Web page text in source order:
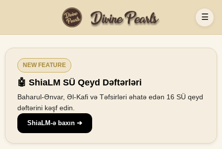
☰
NEW FEATURE
🤖 ShiaLM SÜ Qeyd Dəftərləri
Baharul-Ənvar, Əl-Kafi və Təfsirləri əhatə edən 16 SÜ qeyd
dəftərini kəşf edin.
ShiaLM-ə baxın ➔